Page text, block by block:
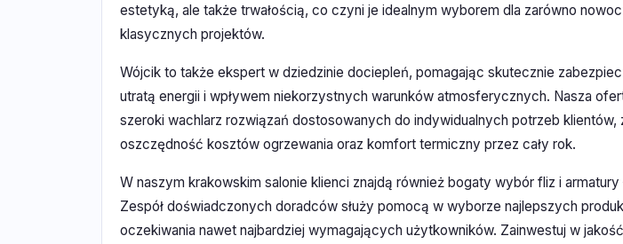
estetyką, ale także trwałością, co czyni je idealnym wyborem dla zarówno
klasycznych projektów.
Wójcik to także ekspert w dziedzinie dociepleń, pomagając skutecznie
utratą energii i wpływem niekorzystnych warunków atmosferycznych. Nasza
szeroki wachlarz rozwiązań dostosowanych do indywidualnych potrzeb klientów,
oszczędność kosztów ogrzewania oraz komfort termiczny przez cały rok.
W naszym krakowskim salonie klienci znajdą również bogaty wybór fliz i armatury
Zespół doświadczonych doradców służy pomocą w wyborze najlepszych
oczekiwania nawet najbardziej wymagających użytkowników. Zainwestuj w